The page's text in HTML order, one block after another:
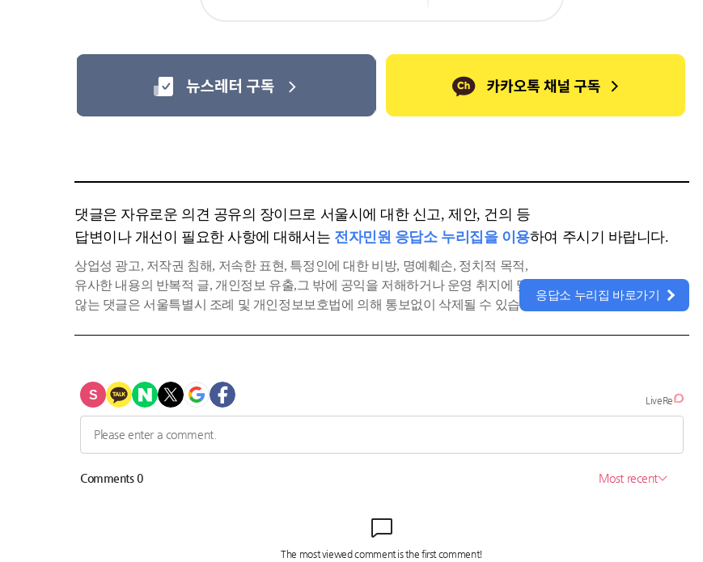
댓글은 자유로운 의견 공유의 장이므로 서울시에 대한 신고, 제안, 건의 등
답변이나 개선이 필요한 사항에 대해서는 전자민원 응답소 누리집을 이용하여 주시기 바랍니다.
상업성 광고, 저작권 침해, 저속한 표현, 특정인에 대한 비방, 명예훼손, 정치적 목적,
유사한 내용의 반복적 글, 개인정보 유출,그 밖에 공익을 저해하거나 운영 취지에 맞지
않는 댓글은 서울특별시 조례 및 개인정보보호법에 의해 통보없이 삭제될 수 있습니다.
응답소 누리집 바로가기